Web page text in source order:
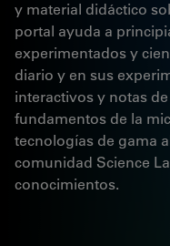
y material didáctico
portal ayuda a
experimentados y
diario y en sus
interactivos y notas
fundamentos de la
tecnologías de gama
comunidad Science
conocimientos.